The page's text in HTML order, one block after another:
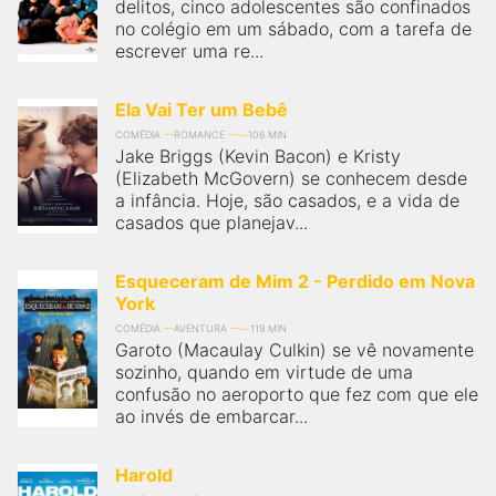
delitos, cinco adolescentes são confinados
no colégio em um sábado, com a tarefa de
escrever uma re...
Ela Vai Ter um Bebê
COMÉDIA ROMANCE 106 MIN
Jake Briggs (Kevin Bacon) e Kristy
(Elizabeth McGovern) se conhecem desde
a infância. Hoje, são casados, e a vida de
casados que planejav...
Esqueceram de Mim 2 - Perdido em Nova
York
COMÉDIA AVENTURA 119 MIN
Garoto (Macaulay Culkin) se vê novamente
sozinho, quando em virtude de uma
confusão no aeroporto que fez com que ele
ao invés de embarcar...
Harold
acessar informações sobre cinemas, horários, assistir aos
trailers e muito mais.